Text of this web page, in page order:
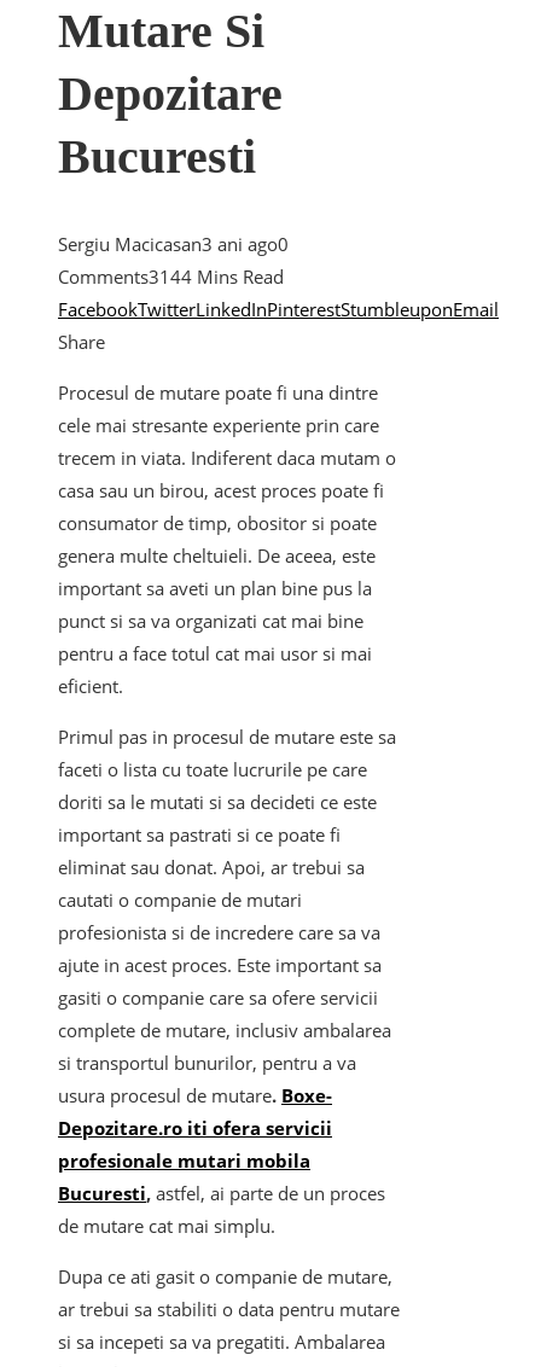
Mutare Si
Depozitare
Bucuresti
Sergiu Macicasan3 ani ago0
Comments3144 Mins Read
FacebookTwitterLinkedInPinterestStumbleuponEmail
Share
Procesul de mutare poate fi una dintre
cele mai stresante experiente prin care
trecem in viata. Indiferent daca mutam o
casa sau un birou, acest proces poate fi
consumator de timp, obositor si poate
genera multe cheltuieli. De aceea, este
important sa aveti un plan bine pus la
punct si sa va organizati cat mai bine
pentru a face totul cat mai usor si mai
eficient.
Primul pas in procesul de mutare este sa
faceti o lista cu toate lucrurile pe care
doriti sa le mutati si sa decideti ce este
important sa pastrati si ce poate fi
eliminat sau donat. Apoi, ar trebui sa
cautati o companie de mutari
profesionista si de incredere care sa va
ajute in acest proces. Este important sa
gasiti o companie care sa ofere servicii
complete de mutare, inclusiv ambalarea
si transportul bunurilor, pentru a va
usura procesul de mutare. Boxe-
Depozitare.ro iti ofera servicii
profesionale mutari mobila
Bucuresti, astfel, ai parte de un proces
de mutare cat mai simplu.
Dupa ce ati gasit o companie de mutare,
ar trebui sa stabiliti o data pentru mutare
si sa incepeti sa va pregatiti. Ambalarea